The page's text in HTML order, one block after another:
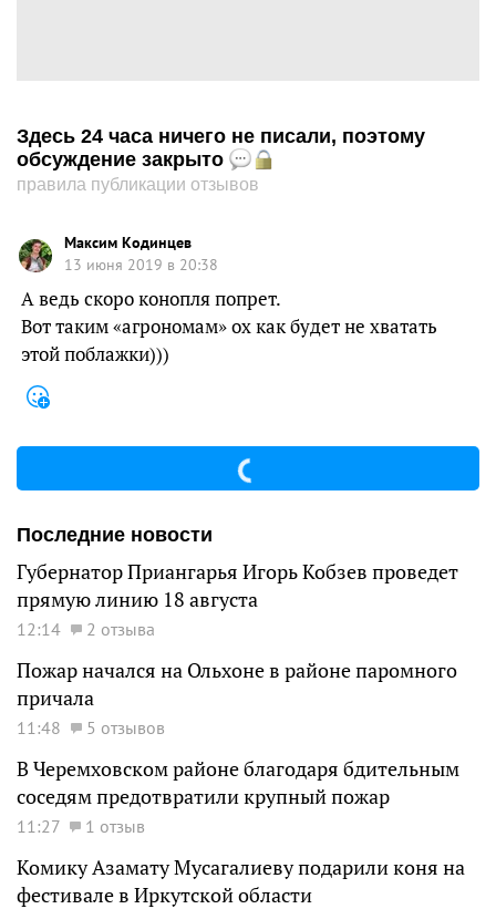
Здесь 24 часа ничего не писали, поэтому
обсуждение закрыто
правила публикации отзывов
Максим Кодинцев
13 июня 2019 в 20:38
А ведь скоро конопля попрет.
Вот таким «агрономам» ох как будет не хватать
этой поблажки)))
Последние новости
Губернатор Приангарья Игорь Кобзев проведет
прямую линию 18 августа
12:14 2 отзыва
Пожар начался на Ольхоне в районе паромного
причала
11:48 5 отзывов
В Черемховском районе благодаря бдительным
соседям предотвратили крупный пожар
11:27 1 отзыв
Комику Азамату Мусагалиеву подарили коня на
фестивале в Иркутской области